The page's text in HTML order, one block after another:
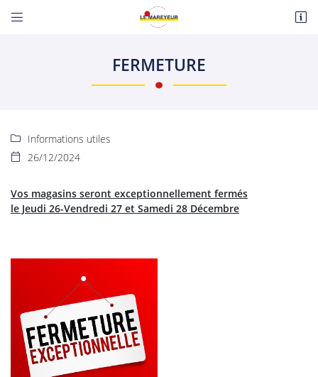
 
 Adresse email de réception
INSCRIPTION
FERMETURE
 Informations utiles
 26/12/2024
Vos magasins seront exceptionnellement fermés
le Jeudi 26-Vendredi 27 et Samedi 28 Décembre